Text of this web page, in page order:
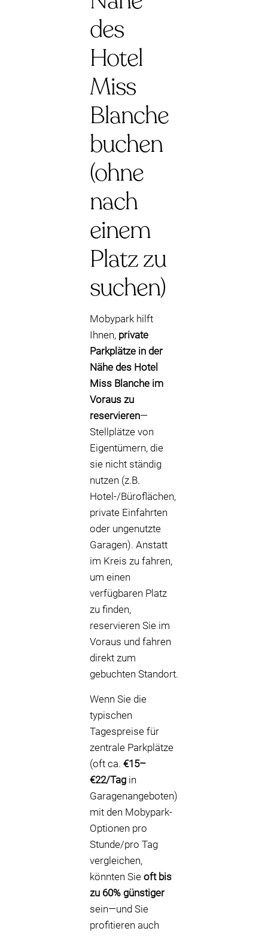
des
Hotel
Miss
Blanche
buchen
(ohne
nach
einem
Platz zu
suchen)
Mobypark hilft
Ihnen, private
Parkplätze in der
Nähe des Hotel
Miss Blanche im
Voraus zu
reservieren—
Stellplätze von
Eigentümern, die
sie nicht ständig
nutzen (z.B.
Hotel-/Büroflächen,
private Einfahrten
oder ungenutzte
Garagen). Anstatt
im Kreis zu fahren,
um einen
verfügbaren Platz
zu finden,
reservieren Sie im
Voraus und fahren
direkt zum
gebuchten Standort.
Wenn Sie die
typischen
Tagespreise für
zentrale Parkplätze
(oft ca. €15–
€22/Tag in
Garagenangeboten)
mit den Mobypark-
Optionen pro
Stunde/pro Tag
vergleichen,
könnten Sie oft bis
zu 60% günstiger
sein—und Sie
profitieren auch